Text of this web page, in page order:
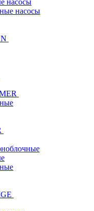
насосы
насосы